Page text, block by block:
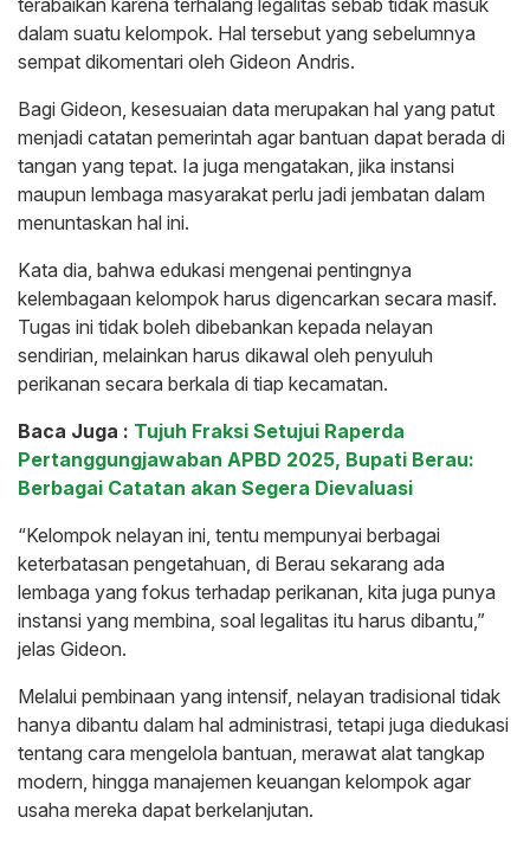
dalam suatu kelompok. Hal tersebut yang sebelumnya
sempat dikomentari oleh Gideon Andris.
Bagi Gideon, kesesuaian data merupakan hal yang patut
menjadi catatan pemerintah agar bantuan dapat berada di
tangan yang tepat. Ia juga mengatakan, jika instansi
maupun lembaga masyarakat perlu jadi jembatan dalam
menuntaskan hal ini.
Kata dia, bahwa edukasi mengenai pentingnya
kelembagaan kelompok harus digencarkan secara masif.
Tugas ini tidak boleh dibebankan kepada nelayan
sendirian, melainkan harus dikawal oleh penyuluh
perikanan secara berkala di tiap kecamatan.
Baca Juga : Tujuh Fraksi Setujui Raperda
Pertanggungjawaban APBD 2025, Bupati Berau:
Berbagai Catatan akan Segera Dievaluasi
“Kelompok nelayan ini, tentu mempunyai berbagai
keterbatasan pengetahuan, di Berau sekarang ada
lembaga yang fokus terhadap perikanan, kita juga punya
instansi yang membina, soal legalitas itu harus dibantu,”
jelas Gideon.
Melalui pembinaan yang intensif, nelayan tradisional tidak
hanya dibantu dalam hal administrasi, tetapi juga diedukasi
tentang cara mengelola bantuan, merawat alat tangkap
modern, hingga manajemen keuangan kelompok agar
usaha mereka dapat berkelanjutan.